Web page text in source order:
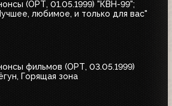
(ОРТ, 01.05.1999) "КВН-99";
любимое, и только для вас"
фильмов (ОРТ, 03.05.1999)
Горящая зона